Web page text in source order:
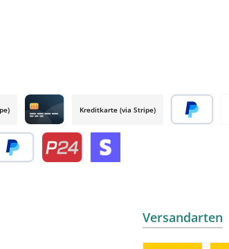
Credit card by mollie
Kreditkarte (via Stripe)
Versandarten